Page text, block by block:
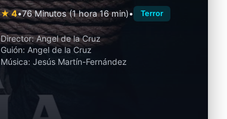
★ 4•76 Minutos (1 hora 16 min)• Terror
Director:Angel de la Cruz
Guión: Angel de la Cruz
Música: Jesús Martín-Fernández